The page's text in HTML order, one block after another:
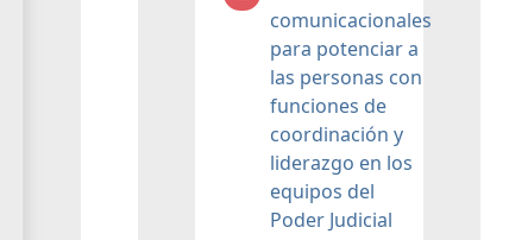
comunicacionales
para potenciar a
las personas con
funciones de
coordinación y
liderazgo en los
equipos del
Poder Judicial